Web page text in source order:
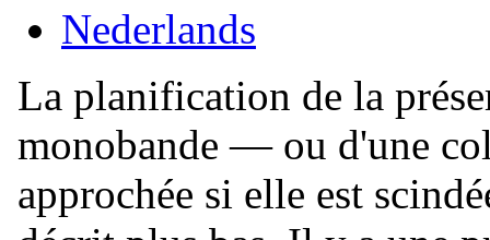
Nederlands
La planification de la
monobande — ou d'une
approchée si elle est